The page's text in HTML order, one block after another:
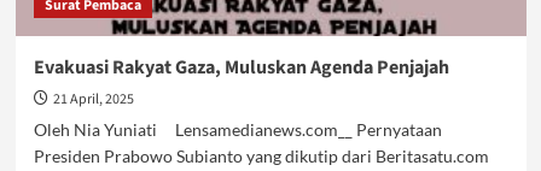
Surat Pembaca
Evakuasi Rakyat Gaza, Muluskan Agenda Penjajah
21 April, 2025
Oleh Nia Yuniati Lensamedianews.com__ Pernyataan
Presiden Prabowo Subianto yang dikutip dari Beritasatu.com